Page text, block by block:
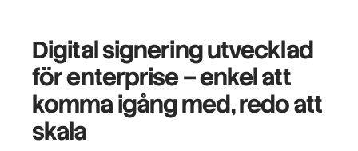
Digital signering utvecklad
för enterprise– enkel att
komma igång med, redo att
skala